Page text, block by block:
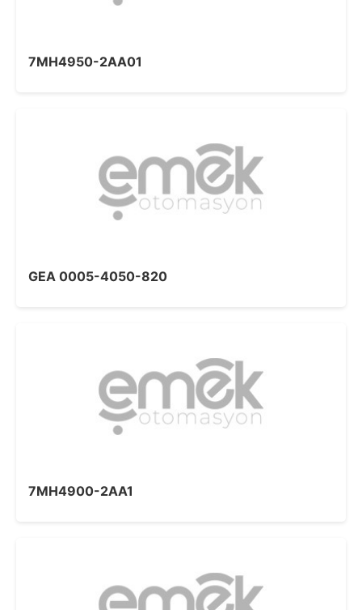
7MH4950-2AA01
GEA 0005-4050-820
7MH4900-2AA1